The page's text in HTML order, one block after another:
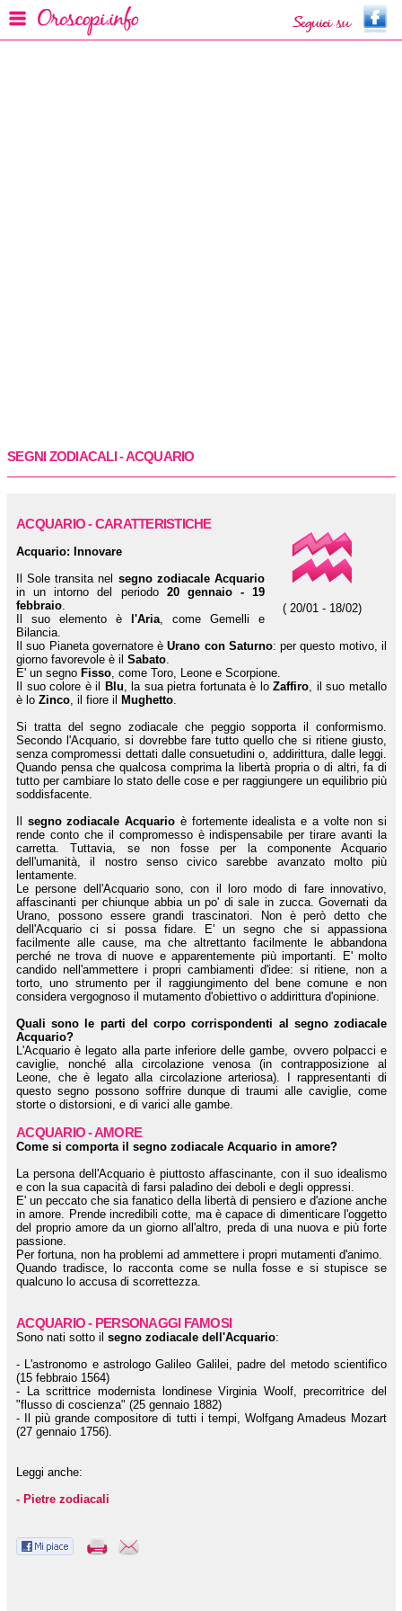
SEGNI ZODIACALI - ACQUARIO
( 20/01 - 18/02)
ACQUARIO - CARATTERISTICHE
Acquario: Innovare
Il Sole transita nel segno zodiacale Acquario
in un intorno del periodo 20 gennaio - 19
febbraio.
Il suo elemento è
l'Aria, come Gemelli e
Bilancia.
Il suo Pianeta governatore èUrano con Saturno: per questo motivo, il
giorno favorevole è il Sabato.
E' un segno Fisso, come Toro, Leone e Scorpione.
Il suo colore è il
Blu, la sua pietra fortunata è loZaffiro, il suo metallo
è lo Zinco, il fiore il Mughetto.
Si tratta del segno zodiacale che peggio sopporta il conformismo.
Secondo l'Acquario, si dovrebbe fare tutto quello che si ritiene giusto,
senza compromessi dettati dalle consuetudini o, addirittura, dalle leggi.
Quando pensa che qualcosa comprima la libertà propria o di altri, fa di
tutto per cambiare lo stato delle cose e per raggiungere un equilibrio più
soddisfacente.
segno zodiacale Acquario è fortemente idealista e a volte non si
rende conto che il compromesso è indispensabile per tirare avanti la
carretta. Tuttavia, se non fosse per la componente Acquario
dell'umanità, il nostro senso civico sarebbe avanzato molto più
lentamente.
Le persone dell'Acquario sono, con il loro modo di fare innovativo,
affascinanti per chiunque abbia un po' di sale in zucca. Governati da
Urano, possono essere grandi trascinatori. Non è però detto che
dell'Acquario ci si possa fidare. E' un segno che si appassiona
facilmente alle cause, ma che altrettanto facilmente le abbandona
perché ne trova di nuove e apparentemente più importanti. E' molto
candido nell'ammettere i propri cambiamenti d'idee: si ritiene, non a
torto, uno strumento per il raggiungimento del bene comune e non
considera vergognoso il mutamento d'obiettivo o addirittura d'opinione.
Quali sono le parti del corpo corrispondenti al segno zodiacale
Acquario?
L'Acquario è legato alla parte inferiore delle gambe, ovvero polpacci e
caviglie, nonché alla circolazione venosa (in contrapposizione al
Leone, che è legato alla circolazione arteriosa). I rappresentanti di
questo segno possono soffrire dunque di traumi alle caviglie, come
storte o distorsioni, e di varici alle gambe.
ACQUARIO - AMORE
Come si comporta il segno zodiacale Acquario in amore?
La persona dell'Acquario è piuttosto affascinante, con il suo idealismo
e con la sua capacità di farsi paladino dei deboli e degli oppressi.
E' un peccato che sia fanatico della libertà di pensiero e d'azione anche
in amore. Prende incredibili cotte, ma è capace di dimenticare l'oggetto
del proprio amore da un giorno all'altro, preda di una nuova e più forte
passione.
Per fortuna, non ha problemi ad ammettere i propri mutamenti d'animo.
Quando tradisce, lo racconta come se nulla fosse e si stupisce se
qualcuno lo accusa di scorrettezza.
ACQUARIO - PERSONAGGI FAMOSI
Sono nati sotto il segno zodiacale dell'Acquario:
- L'astronomo e astrologo Galileo Galilei, padre del metodo scientifico
(15 febbraio 1564)
- La scrittrice modernista londinese Virginia Woolf, precorritrice del
"flusso di coscienza" (25 gennaio 1882)
- Il più grande compositore di tutti i tempi, Wolfgang Amadeus Mozart
(27 gennaio 1756).
Leggi anche:
- Pietre zodiacali